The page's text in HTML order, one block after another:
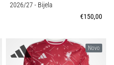
2026/27 - Bijela
€150,00
Novo